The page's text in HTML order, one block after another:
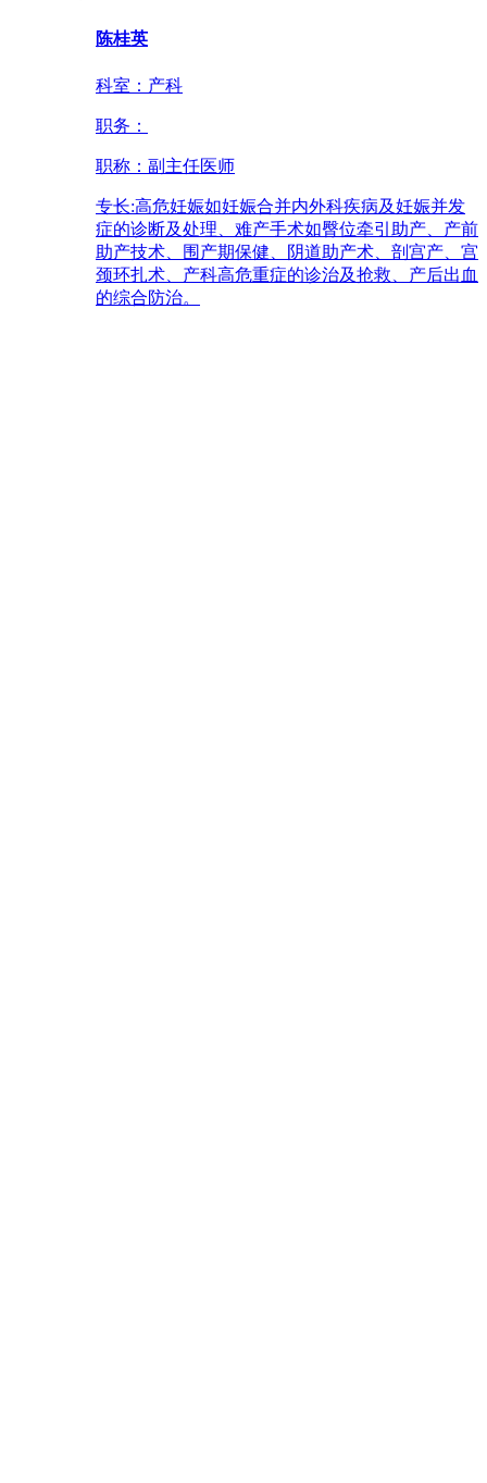
陈桂英
科室： 产科
职务：
职称： 副主任医师
专长:高危妊娠如妊娠合并内外科疾病及妊娠并发
症的诊断及处理、难产手术如臀位牵引助产、产前
助产技术、围产期保健、阴道助产术、剖宫产、宫
颈环扎术、产科高危重症的诊治及抢救、产后出血
的综合防治。